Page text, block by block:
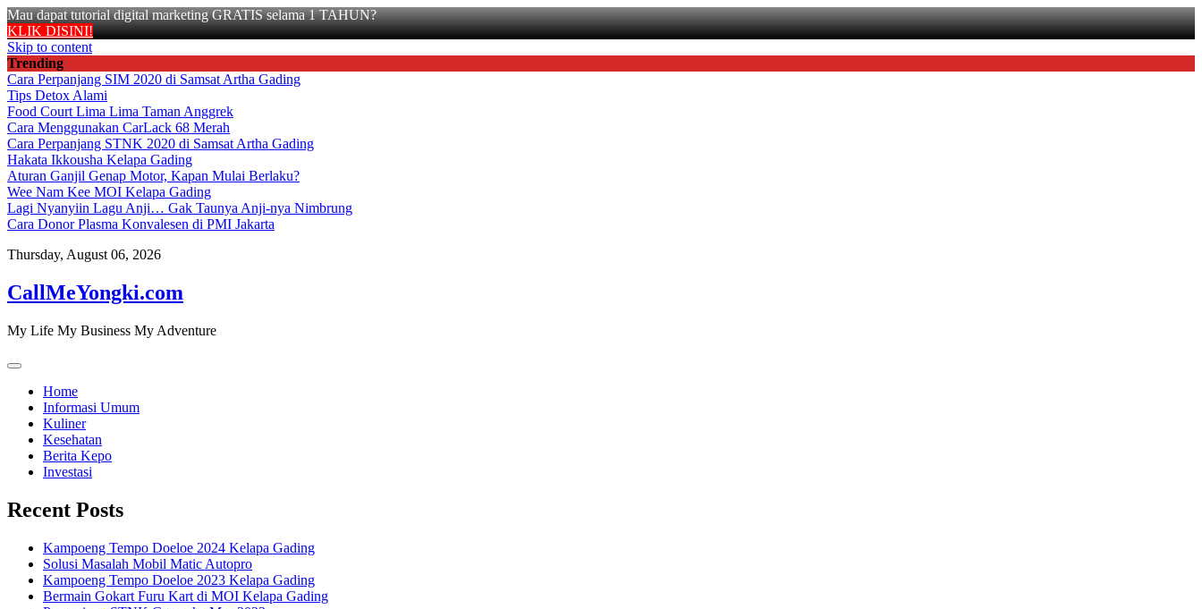
Mau dapat tutorial digital marketing GRATIS selama 1 TAHUN?
KLIK DISINI!
Skip to content
Trending
Cara Perpanjang SIM 2020 di Samsat Artha Gading
Tips Detox Alami
Food Court Lima Lima Taman Anggrek
Cara Menggunakan CarLack 68 Merah
Cara Perpanjang STNK 2020 di Samsat Artha Gading
Hakata Ikkousha Kelapa Gading
Aturan Ganjil Genap Motor, Kapan Mulai Berlaku?
Wee Nam Kee MOI Kelapa Gading
Lagi Nyanyiin Lagu Anji… Gak Taunya Anji-nya Nimbrung
Cara Donor Plasma Konvalesen di PMI Jakarta
Thursday, August 06, 2026
CallMeYongki.com
My Life My Business My Adventure
Home
Informasi Umum
Kuliner
Kesehatan
Berita Kepo
Investasi
Recent Posts
Kampoeng Tempo Doeloe 2024 Kelapa Gading
Solusi Masalah Mobil Matic Autopro
Kampoeng Tempo Doeloe 2023 Kelapa Gading
Bermain Gokart Furu Kart di MOI Kelapa Gading